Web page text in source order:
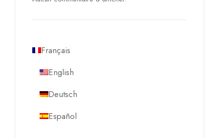
Français
English
Deutsch
Español